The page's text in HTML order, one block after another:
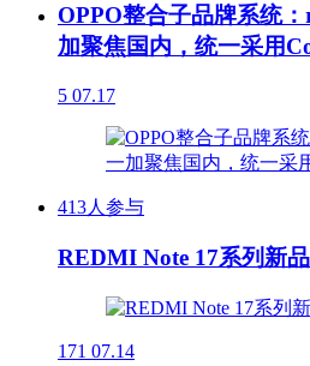
OPPO整合子品牌系统
加聚焦国内，统一采用
5 07.17
413人参与
REDMI Note 17系列新
171 07.14